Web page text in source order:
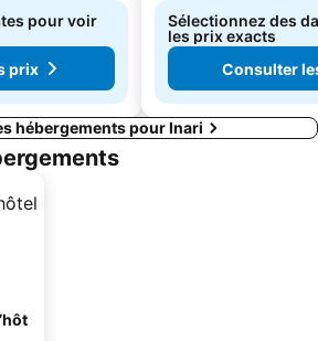
pour voir
prix
Sélectionnez des
les prix exacts
Consulter
hébergements pour Inari